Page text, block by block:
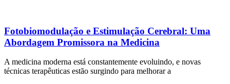
Fotobiomodulação e Estimulação Cerebral: Uma
Abordagem Promissora na Medicina
A medicina moderna está constantemente evoluindo, e novas
técnicas terapêuticas estão surgindo para melhorar a